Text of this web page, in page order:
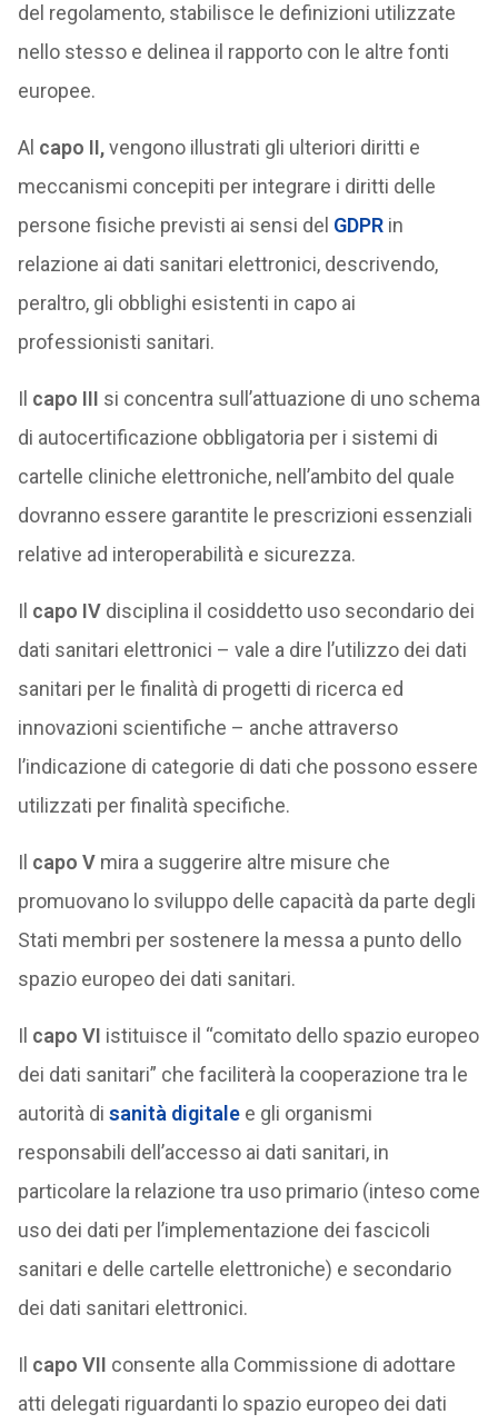
del regolamento, stabilisce le definizioni utilizzate
nello stesso e delinea il rapporto con le altre fonti
europee.
Al capo II,vengono illustrati gli ulteriori diritti e
meccanismi concepiti per integrare i diritti delle
persone fisiche previsti ai sensi del GDPRin
relazione ai dati sanitari elettronici, descrivendo,
peraltro, gli obblighi esistenti in capo ai
professionisti sanitari.
Il capo III si concentra sull’attuazione di uno schema
di autocertificazione obbligatoria per i sistemi di
cartelle cliniche elettroniche, nell’ambito del quale
dovranno essere garantite le prescrizioni essenziali
relative ad interoperabilità e sicurezza.
Il capo IVdisciplina il cosiddetto uso secondario dei
dati sanitari elettronici – vale a dire l’utilizzo dei dati
sanitari per le finalità di progetti di ricerca ed
innovazioni scientifiche – anche attraverso
l’indicazione di categorie di dati che possono essere
utilizzati per finalità specifiche.
Il capo Vmira a suggerire altre misure che
promuovano lo sviluppo delle capacità da parte degli
Stati membri per sostenere la messa a punto dello
spazio europeo dei dati sanitari.
Il capo VI istituisce il “comitato dello spazio europeo
dei dati sanitari” che faciliterà la cooperazione tra le
autorità di sanità digitalee gli organismi
responsabili dell’accesso ai dati sanitari, in
particolare la relazione tra uso primario (inteso come
uso dei dati per l’implementazione dei fascicoli
sanitari e delle cartelle elettroniche) e secondario
dei dati sanitari elettronici.
Il capo VII consente alla Commissione di adottare
atti delegati riguardanti lo spazio europeo dei dati